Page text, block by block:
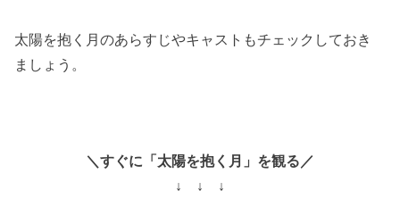
太陽を抱く月のあらすじやキャストもチェックしておき
ましょう。
＼すぐに「太陽を抱く月」を観る／
↓ ↓ ↓